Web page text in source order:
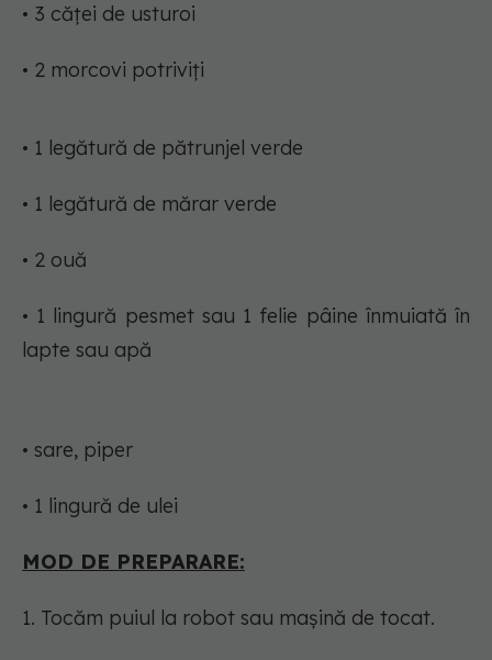
• 3 căței de usturoi
• 2 morcovi potriviți
• 1 legătură de pătrunjel verde
• 1 legătură de mărar verde
• 2 ouă
• 1 lingură pesmet sau 1 felie pâine înmuiată în
lapte sau apă
• sare, piper
• 1 lingură de ulei
MOD DE PREPARARE:
1. Tocăm puiul la robot sau mașină de tocat.